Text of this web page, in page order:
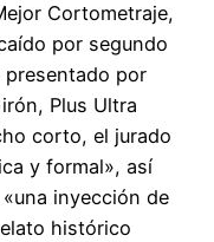
Cortometraje,
por segundo
por
Plus Ultra
corto, el jurado
y formal», así
inyección de
histórico